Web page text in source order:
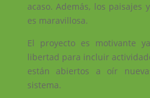
acaso. Además, los paisajes
es maravillosa.
El proyecto es motivante
libertad para incluir
están abiertos a oír
sistema.